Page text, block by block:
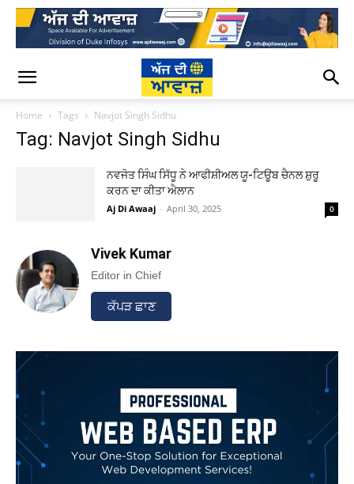
Home Tags Navjot Singh Sidhu
Tag: Navjot Singh Sidhu
ਨਵਜੋਤ ਸਿੰਘ ਸਿੱਧੂ ਨੇ ਆਫੀਸ਼ੀਅਲ ਯੂ-ਟਿਊਬ ਚੈਨਲ ਸ਼ੁਰੂ
ਕਰਨ ਦਾ ਕੀਤਾ ਐਲਾਨ
Aj Di Awaaj - April 30, 2025 0
Vivek Kumar
Editor in Chief
ਕੱਪੜ ਛਾਣ